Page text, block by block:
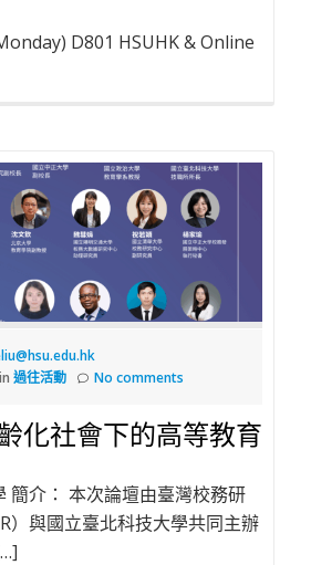
D801 HSUHK & Online
過往活動 No comments
化社會下的高等教育
簡介： 本次論壇由臺灣校務研
）與國立臺北科技大學共同主辦